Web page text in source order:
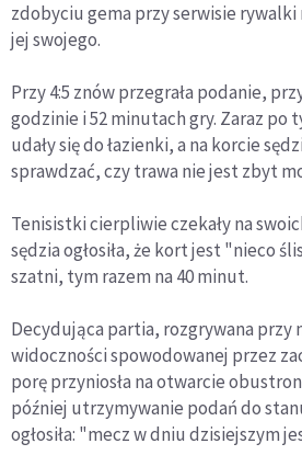
zdobyciu gema przy serwisie rywalki
jej swojego.
Przy 4:5 znów przegrała podanie,
godzinie i 52 minutach gry. Zaraz po
udały się do łazienki, a na korcie
sprawdzać, czy trawa nie jest zbyt
Tenisistki cierpliwie czekały na
sędzia ogłosiła, że kort jest "nieco
szatni, tym razem na 40 minut.
Decydująca partia, rozgrywana przy
widoczności spowodowanej przez
porę przyniosła na otwarcie
później utrzymywanie podań do
ogłosiła: "mecz w dniu dzisiejszym